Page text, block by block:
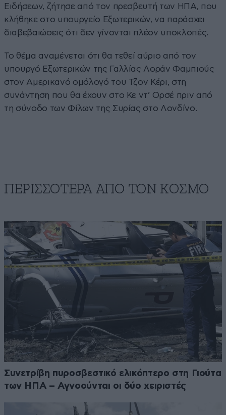
Ειδήσεων, ζήτησε από τον πρεσβευτή των ΗΠΑ, που
κλήθηκε στο υπουργείο Εξωτερικών, να παράσχει
διαβεβαιώσεις ότι δεν γίνονται πλέον υποκλοπές.
Το θέμα αναμένεται ότι θα τεθεί αύριο από τον
υπουργό Εξωτερικών της Γαλλίας Λοράν Φαμπιούς
στον Αμερικανό ομόλογό του Τζον Κέρι, στη
συνάντηση που θα έχουν στο Κε ντ’ Ορσέ πριν από
τη σύνοδο των Φίλων της Συρίας στο Λονδίνο.
ΠΕΡΙΣΣΟΤΕΡΑ ΑΠΟ ΤΟΝ ΚΟΣΜΟ
Συνετρίβη πυροσβεστικό ελικόπτερο στη Γιούτα
των ΗΠΑ – Αγνοούνται οι δύο χειριστές